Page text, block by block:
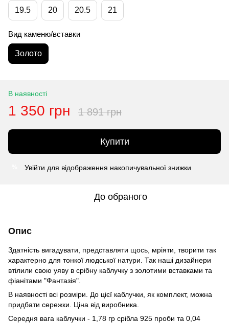
19.5 20 20.5 21
Вид каменю/вставки
Золото
В наявності
1 350 грн 1 891 грн
Купити
Увійти для відображення накопичувальної знижки
До обраного
Опис
Здатність вигадувати, представляти щось, мріяти, творити так
характерно для тонкої людської натури. Так наші дизайнери
втілили свою уяву в срібну каблучку з золотими вставками та
фіанітами "Фантазія".
В наявності всі розміри. До цієї каблучки, як комплект, можна
придбати сережки. Ціна від виробника.
Середня вага каблучки - 1,78 гр срібла 925 проби та 0,04